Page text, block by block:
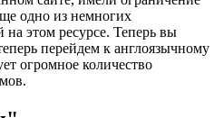
одно из немногих
этом ресурсе. Теперь вы
перейдем к англоязычному
огромное количество